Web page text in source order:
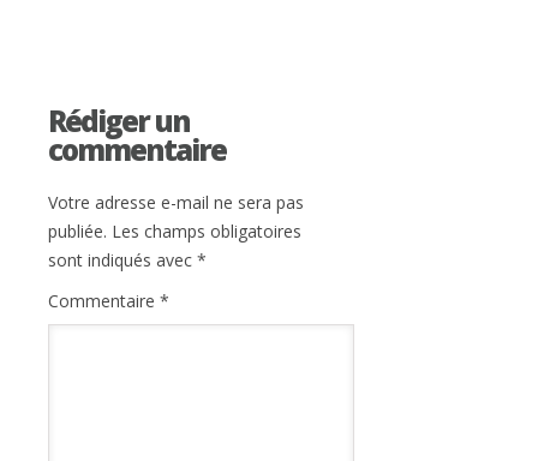
Rédiger un
commentaire
Votre adresse e-mail ne sera pas
publiée. Les champs obligatoires
sont indiqués avec *
Commentaire *